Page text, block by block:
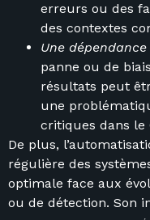
erreurs ou des
des contextes
Une
panne ou de
résultats peut
une
critiques dans le
De plus,
régulière des
optimale face aux
ou de détection. Son